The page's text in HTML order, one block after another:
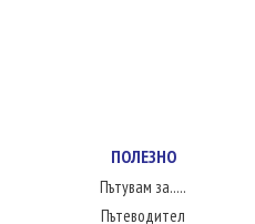
ПОЛЕЗНО
Пътувам за.....
Пътеводител